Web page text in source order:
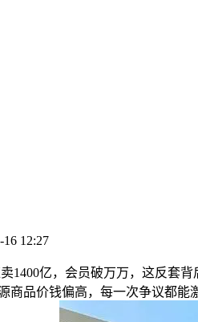
16 12:27
亿，会员破万万，这反套
品价钱偏高，每一次争议都